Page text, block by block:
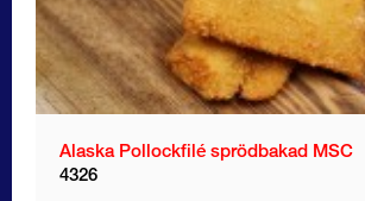
Alaska Pollockfilé sprödbakad MSC
4326